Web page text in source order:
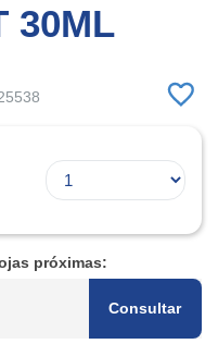
30ML
próximas:
Consultar